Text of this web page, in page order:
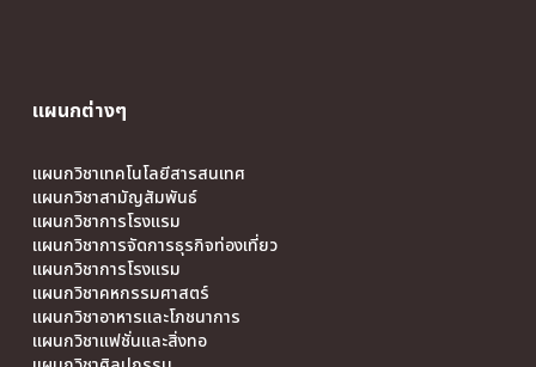
แผนกต่างๆ
แผนกวิชาเทคโนโลยีสารสนเทศ
แผนกวิชาสามัญสัมพันธ์
แผนกวิชาการโรงแรม
แผนกวิชาการจัดการธุรกิจท่องเที่ยว
แผนกวิชาการโรงแรม
แผนกวิชาคหกรรมศาสตร์
แผนกวิชาอาหารและโภชนาการ
แผนกวิชาแฟชั่นและสิ่งทอ